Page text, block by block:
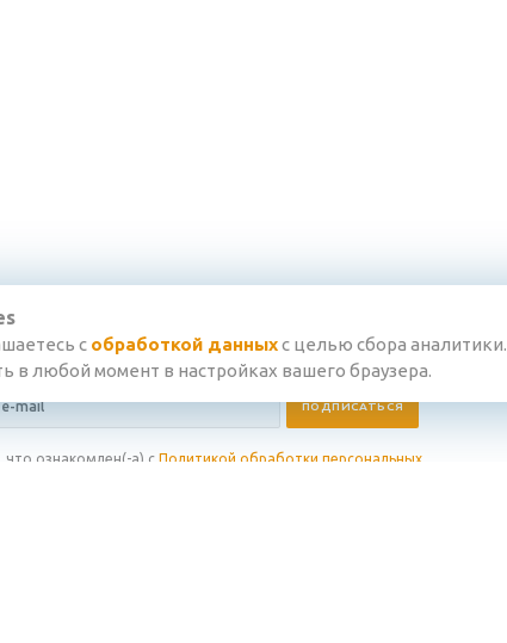
ознакомлен(-а) с Политикой обработки персональных
с обработкой данныхс целью сбора аналитики.
в любой момент в настройках вашего браузера.